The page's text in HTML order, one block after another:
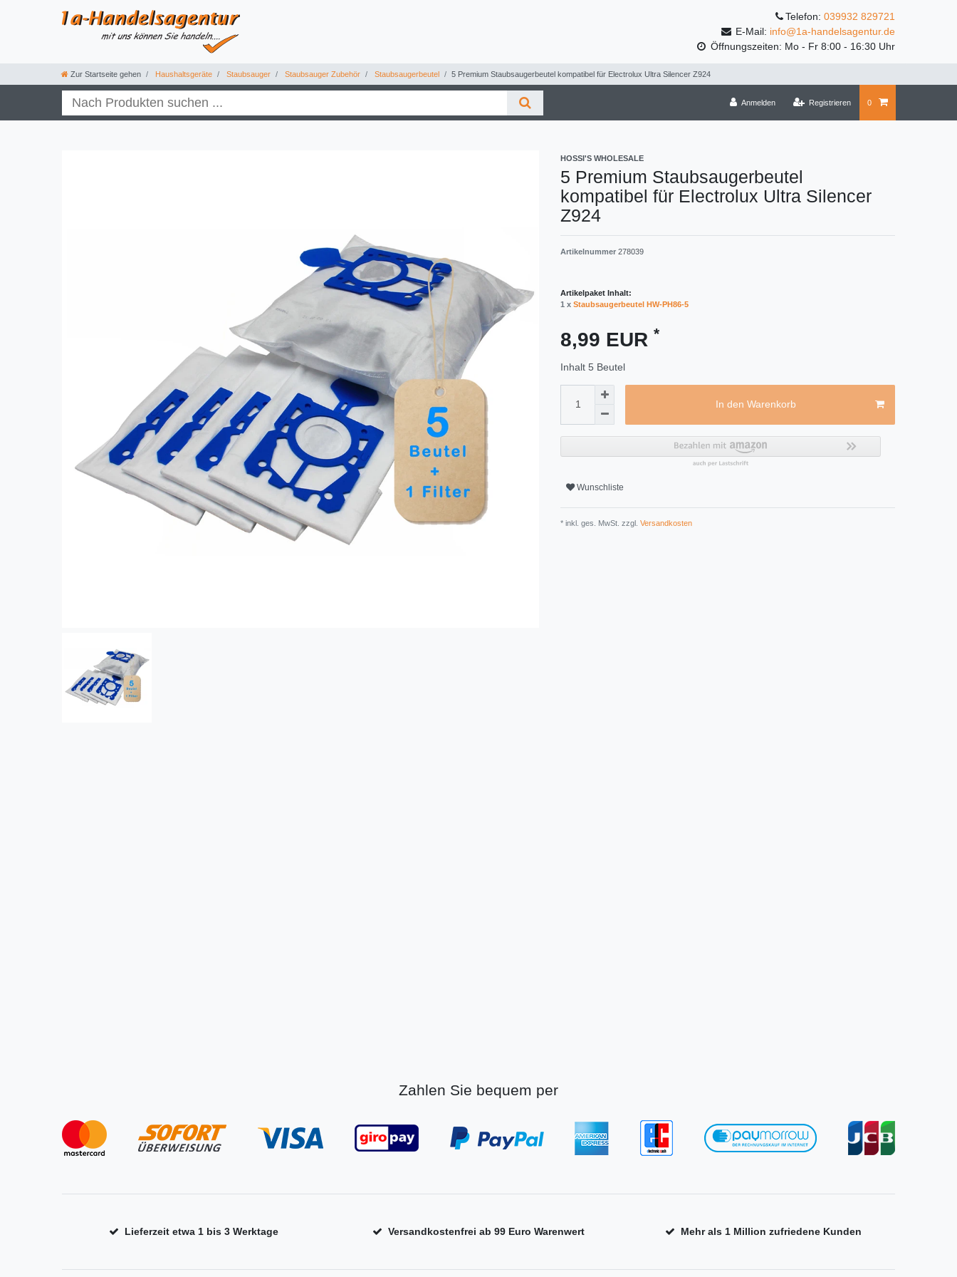
Telefon: 039932 829721
E-Mail: info@1a-handelsagentur.de
Öffnungszeiten: Mo - Fr 8:00 - 16:30 Uhr
Zur Startseite gehen Haushaltsgeräte Staubsauger Staubsauger Zubehör Staubsaugerbeutel 5 Premium Staubsaugerbeutel kompatibel für Electrolux Ultra Silencer Z924
Anmelden Registrieren 0
HOSSI'S WHOLESALE
5 Premium Staubsaugerbeutel
kompatibel für Electrolux Ultra Silencer
Z924
Artikelnummer 278039
Artikelpaket Inhalt:
1 x Staubsaugerbeutel HW-PH86-5
8,99 EUR *
Inhalt 5 Beutel
In den Warenkorb
Wunschliste
* inkl. ges. MwSt. zzgl. Versandkosten
Zahlen Sie bequem per
Lieferzeit etwa 1 bis 3 Werktage Versandkostenfrei ab 99 Euro Warenwert Mehr als 1 Million zufriedene Kunden